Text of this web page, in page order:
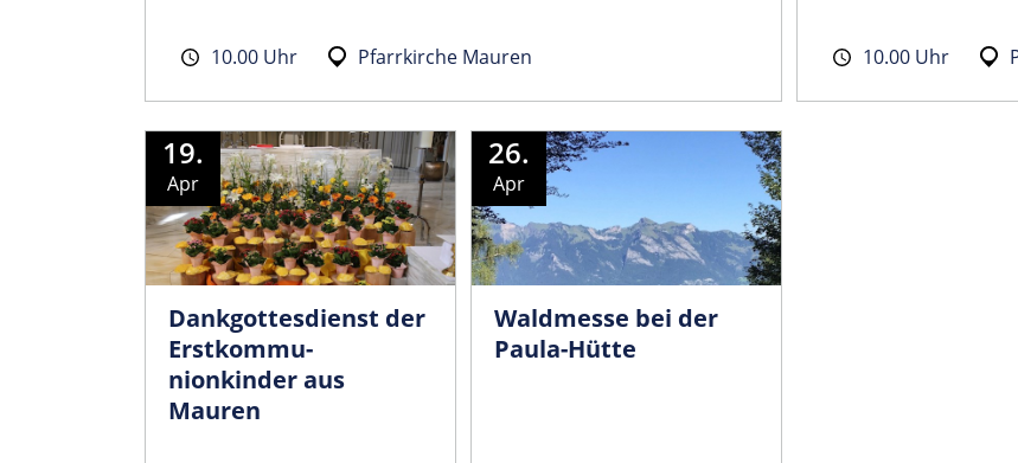
10.00 Uhr Pfarrkirche Mauren 10.00 Uhr
19.
Apr
Dankgottesdienst der
Erstkommu­
nionkinder aus
Mauren
26.
Apr
Waldmesse bei der
Paula-Hütte